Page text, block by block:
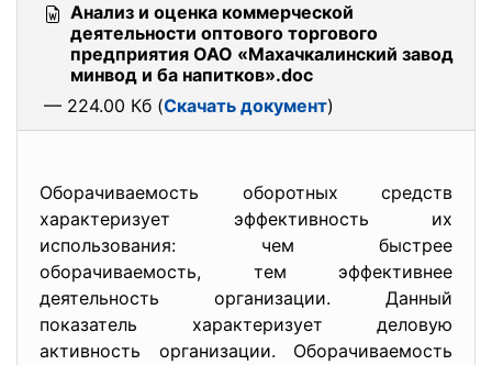
Анализ и оценка коммерческой
деятельности оптового торгового
предприятия ОАО «Махачкалинский завод
минвод и ба напитков».doc
— 224.00 Кб (Скачать документ)
Оборачиваемость оборотных средств
характеризует эффективность их
использования: чем быстрее
оборачиваемость, тем эффективнее
деятельность организации. Данный
показатель характеризует деловую
активность организации. Оборачиваемость